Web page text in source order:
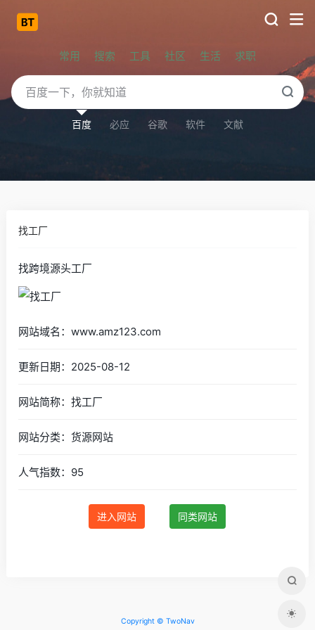
常用 搜索 工具 社区 生活 求职
百度 必应 谷歌 软件 文献
找工厂
找跨境源头工厂
网站域名：www.amz123.com
更新日期：2025-08-12
网站简称：找工厂
网站分类：货源网站
人气指数：95
进入网站 同类网站
Copyright © TwoNav